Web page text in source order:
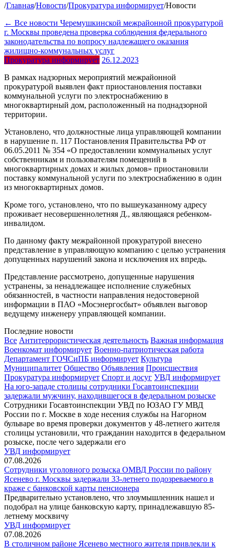
/Главная/Новости/Прокуратура информирует/Новости
← Все новости Черемушкинской межрайонной прокуратурой
г. Москвы проведена проверка соблюдения федерального
законодательства по вопросу надлежащего оказания
жилищно-коммунальных услуг
Прокуратура информирует 26.12.2023
В рамках надзорных мероприятий межрайонной
прокуратурой выявлен факт приостановления поставки
коммунальной услуги по электроснабжению в
многоквартирный дом, расположенный на поднадзорной
территории.
Установлено, что должностные лица управляющей компании
в нарушение п. 117 Постановления Правительства РФ от
06.05.2011 № 354 «О предоставлении коммунальных услуг
собственникам и пользователям помещений в
многоквартирных домах и жилых домов» приостановили
поставку коммунальной услуги по электроснабжению в один
из многоквартирных домов.
Кроме того, установлено, что по вышеуказанному адресу
проживает несовершеннолетняя Д., являющаяся ребенком-
инвалидом.
По данному факту межрайонной прокуратурой внесено
представление в управляющую компанию с целью устранения
допущенных нарушений закона и исключения их впредь.
Представление рассмотрено, допущенные нарушения
устранены, за ненадлежащее исполнение служебных
обязанностей, в частности направления недостоверной
информации в ПАО «Мосэнергосбыт» объявлен выговор
ведущему инженеру управляющей компании.
Последние новости
Все Антитеррористическая деятельность Важная информация
Военкомат информирует Военно-патриотическая работа
Департамент ГОЧСиПБ информирует Культура
Муниципалитет Общество Объявления Происшествия
Прокуратура информирует Спорт и досуг УВД информирует
На юго-западе столицы сотрудники Госавтоинспекции
задержали мужчину, находившегося в федеральном розыске
Сотрудники Госавтоинспекции УВД по ЮЗАО ГУ МВД
России по г. Москве в ходе несения службы на Нагорном
бульваре во время проверки документов у 48-летнего жителя
столицы установили, что гражданин находится в федеральном
розыске, после чего задержали его
УВД информирует
07.08.2026
Сотрудники уголовного розыска ОМВД России по району
Ясенево г. Москвы задержали 33-летнего подозреваемого в
краже с банковской карты пенсионера
Предварительно установлено, что злоумышленник нашел и
подобрал на улице банковскую карту, принадлежавшую 85-
летнему москвичу
УВД информирует
07.08.2026
В столичном районе Ясенево местного жителя привлекли к